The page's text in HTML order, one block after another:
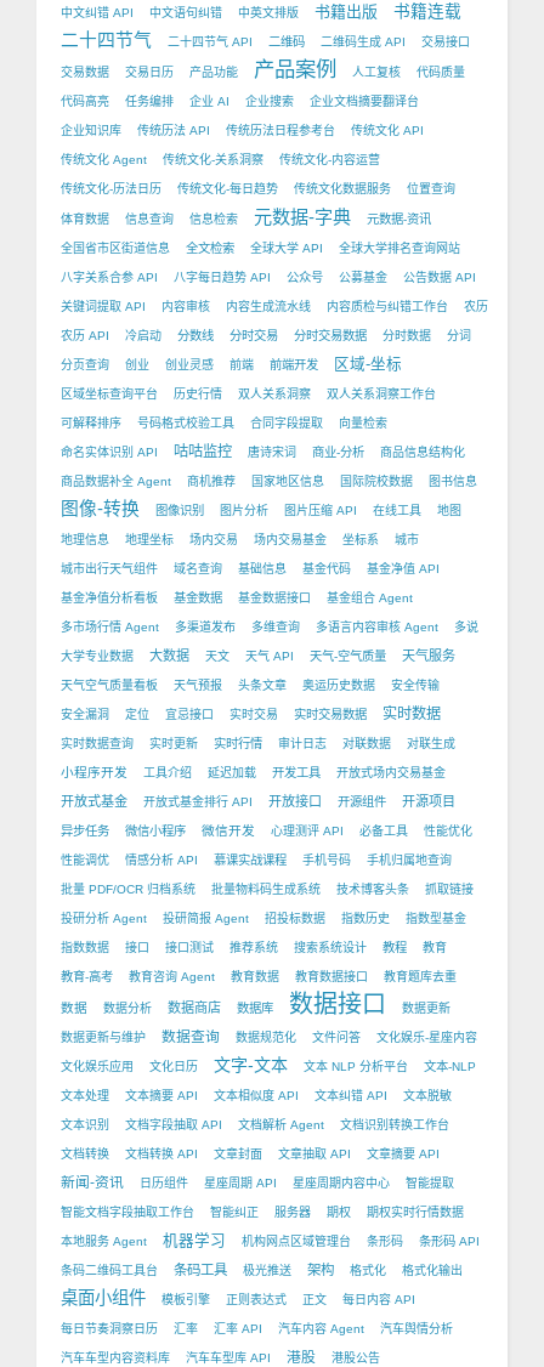
中文纠错 API 中文语句纠错 中英文排版 书籍出版 书籍连载
二十四节气 二十四节气 API 二维码 二维码生成 API 交易接口
交易数据 交易日历 产品功能 产品案例 人工复核 代码质量
代码高亮 任务编排 企业 AI 企业搜索 企业文档摘要翻译台
企业知识库 传统历法 API 传统历法日程参考台 传统文化 API
传统文化 Agent 传统文化-关系洞察 传统文化-内容运营
传统文化-历法日历 传统文化-每日趋势 传统文化数据服务 位置查询
体育数据 信息查询 信息检索 元数据-字典 元数据-资讯
全国省市区街道信息 全文检索 全球大学 API 全球大学排名查询网站
八字关系合参 API 八字每日趋势 API 公众号 公募基金 公告数据 API
关键词提取 API 内容审核 内容生成流水线 内容质检与纠错工作台 农历
农历 API 冷启动 分数线 分时交易 分时交易数据 分时数据 分词
分页查询 创业 创业灵感 前端 前端开发 区域-坐标
区域坐标查询平台 历史行情 双人关系洞察 双人关系洞察工作台
可解释排序 号码格式校验工具 合同字段提取 向量检索
命名实体识别 API 咕咕监控 唐诗宋词 商业-分析 商品信息结构化
商品数据补全 Agent 商机推荐 国家地区信息 国际院校数据 图书信息
图像-转换 图像识别 图片分析 图片压缩 API 在线工具 地图
地理信息 地理坐标 场内交易 场内交易基金 坐标系 城市
城市出行天气组件 域名查询 基础信息 基金代码 基金净值 API
基金净值分析看板 基金数据 基金数据接口 基金组合 Agent
多市场行情 Agent 多渠道发布 多维查询 多语言内容审核 Agent 多说
大学专业数据 大数据 天文 天气 API 天气-空气质量 天气服务
天气空气质量看板 天气预报 头条文章 奥运历史数据 安全传输
安全漏洞 定位 宜忌接口 实时交易 实时交易数据 实时数据
实时数据查询 实时更新 实时行情 审计日志 对联数据 对联生成
小程序开发 工具介绍 延迟加载 开发工具 开放式场内交易基金
开放式基金 开放式基金排行 API 开放接口 开源组件 开源项目
异步任务 微信小程序 微信开发 心理测评 API 必备工具 性能优化
性能调优 情感分析 API 慕课实战课程 手机号码 手机归属地查询
批量 PDF/OCR 归档系统 批量物料码生成系统 技术博客头条 抓取链接
投研分析 Agent 投研简报 Agent 招投标数据 指数历史 指数型基金
指数数据 接口 接口测试 推荐系统 搜索系统设计 教程 教育
教育-高考 教育咨询 Agent 教育数据 教育数据接口 教育题库去重
数据 数据分析 数据商店 数据库 数据接口 数据更新
数据更新与维护 数据查询 数据规范化 文件问答 文化娱乐-星座内容
文化娱乐应用 文化日历 文字-文本 文本 NLP 分析平台 文本-NLP
文本处理 文本摘要 API 文本相似度 API 文本纠错 API 文本脱敏
文本识别 文档字段抽取 API 文档解析 Agent 文档识别转换工作台
文档转换 文档转换 API 文章封面 文章抽取 API 文章摘要 API
新闻-资讯 日历组件 星座周期 API 星座周期内容中心 智能提取
智能文档字段抽取工作台 智能纠正 服务器 期权 期权实时行情数据
本地服务 Agent 机器学习 机构网点区域管理台 条形码 条形码 API
条码二维码工具台 条码工具 极光推送 架构 格式化 格式化输出
桌面小组件 模板引擎 正则表达式 正文 每日内容 API
每日节奏洞察日历 汇率 汇率 API 汽车内容 Agent 汽车舆情分析
汽车车型内容资料库 汽车车型库 API 港股 港股公告